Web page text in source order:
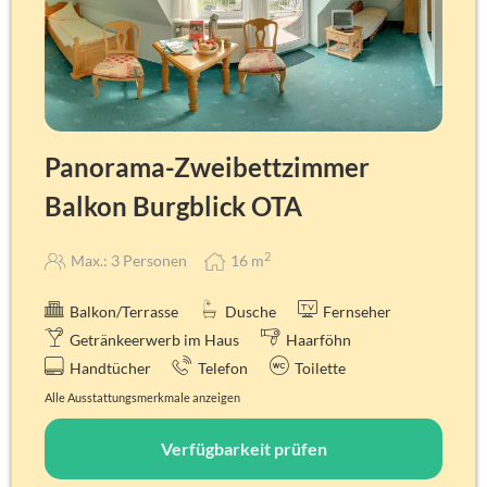
Panorama-Zweibettzimmer
Balkon Burgblick OTA
Max.: 3 Personen 16 m2
Balkon/Terrasse Dusche
Fernseher
Getränkeerwerb im Haus
Haarföhn
Handtücher
Telefon Toilette
Alle Ausstattungsmerkmale anzeigen
Verfügbarkeit prüfen